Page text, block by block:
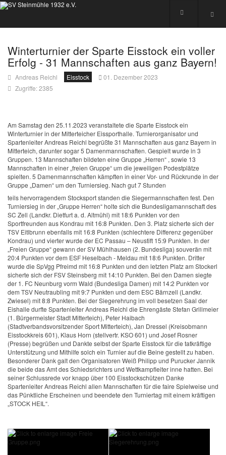
Winterturnier der Sparte Eisstock ein voller
Erfolg - 31 Mannschaften aus ganz Bayern!
Andreas Reichl Eisstock
01. Dezember 2023
Zugriffe: 2385
Am Samstag den 25.11.2023 veranstaltete die Sparte Eisstock ein
Winterturnier in der Mitterteicher Eissporthalle. Turnierorganisator und
Spartenleiter Andreas Reichl begrüßte 31 Mannschaften aus ganz Bayern in
Mitterteich, darunter sogar 5 Damenmannschaften. Gespielt wurde in 3
Gruppen. 13 Mannschaften bildeten eine Gruppe „Herren“ , sowie 13
Mannschaften in einer „freien Gruppe“ um die jeweiligen Podestplätze
spielten. 5 Damenmannschaften kämpften in einer Vor- und Rückrunde in der
Gruppe „Damen“ um den Turniersieg. Nach gut 7 Stunden
teils hervorragendem Stocksport standen die Siegermannschaften fest. Den
Turniersieg in der „Gruppe Herren“ holte sich die Bundesligamannschaft des
SC Zell (Landkr. Dietfurt a. d. Altmühl) mit 18:6 Punkten vor den
Sportfreunden aus Kondrau mit 16:8 Punkten. Den 3. Platz sicherte sich der
TSV Eitlbrunn ebenfalls mit 16:8 Punkten (schlechtere Differenz gegenüber
Kondrau) und vierter wurde der EC Passau – Neustift 15:9 Punkten. In der
„Freien Gruppe“ gewann der SV Mühlhausen (2. Bundesliga) souverän mit
20:4 Punkten vor dem ESF Heselbach - Meldau mit 18:6 Punkten. Dritter
wurde die SpVgg Pfreimd mit 16:8 Punkten und den letzten Platz am Stockerl
sicherte sich der FSV Steinsberg mit 14:10 Punkten. Bei den Damen siegte
der 1. FC Neunburg vorm Wald (Bundesliga Damen) mit 14:2 Punkten vor
dem TSV Neutraubling mit 9:7 Punkten und dem ESC Bärnzell (Landkr.
Zwiesel) mit 8:8 Punkten. Bei der Siegerehrung im voll besetzen Saal der
Eishalle durfte Spartenleiter Andreas Reichl die Ehrengäste Stefan Grillmeier
(1. Bürgermeister Stadt Mitterteich), Peter Haibach
(Stadtverbandsvorsitzender Sport Mitterteich), Jan Dressel (Kreisobmann
Eisstockkreis 601), Klaus Horn (stellvertr. KSO 601) und Josef Rosner
(Presse) begrüßen und Dankte selbst der Sparte Eisstock für die tatkräftige
Unterstützung und Mithilfe solch ein Turnier auf die Beine gestellt zu haben.
Besonderer Dank galt den Organisatoren Weiß Philipp und Purucker Jannik
die beide das Amt des Schiedsrichters und Wettkampfleiter inne hatten. Bei
seiner Schlussrede vor knapp über 100 Eisstockschützen Danke
Spartenleiter Andreas Reichl allen Mannschaften für die faire Spielweise und
das Pünktliche Erscheinen und beendete den Turniertag mit einem kräftigen
„STOCK HEIL“.